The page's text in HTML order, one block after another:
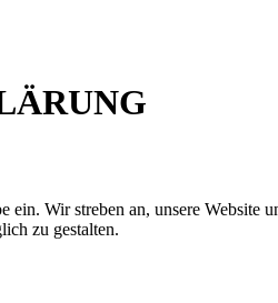
Wir streben an, unsere
zu gestalten.